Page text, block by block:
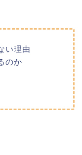
い理由
のか